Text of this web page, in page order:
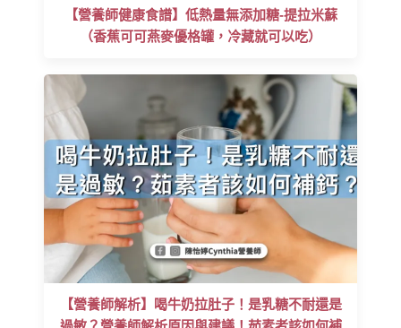
【營養師健康食譜】低熱量無添加糖-提拉米蘇
（香蕉可可燕麥優格罐，冷藏就可以吃）
【營養師解析】喝牛奶拉肚子！是乳糖不耐還是